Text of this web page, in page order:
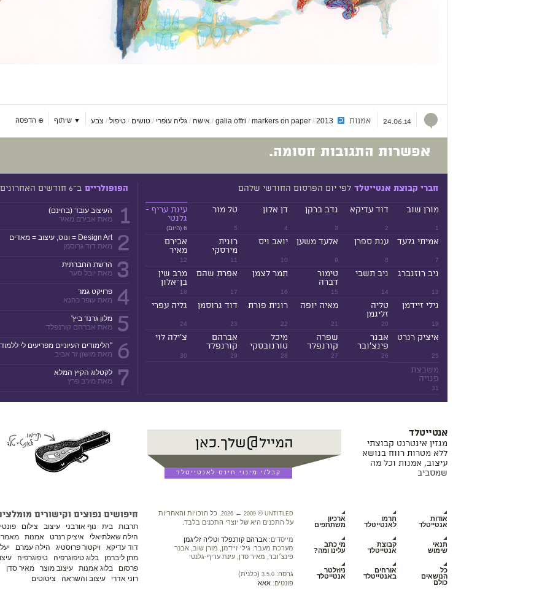
24.06.14 אמנות 2013
/
galia offri /markers on paper
/ אישה/ גליה עופרי / טושים / טיפול/ צבע ▼ שיתוף ⊕ הדפסה
אפשרות התגובות חסומה.
חברי קבוצת אנטייטלד לפי יום הפרסום החודשי שלהם
1
מורן שוב
2
דוד עדיקא
3
נדב ברקן
4
דן אלון
5
טל מור
6 (היום)
עינת עריף -
גלנטי
7
אמיתי גלעד
8
ענת ספרן
9
אלעד משען
10
יואב ויס
11
רונית
מירסקי
12
אבירם
מאיר
13
ניב רוזנברג
14
ניב תשבי
15
טימור
דברה
16
תמר לצמן
17
אפרת שהם
18
מרב שין
בן־אלון
19
גילי זיידמן
20
טליה
זליגמן
21
מאיה יופה
22
רונית פורת
23
דוד גרוסמן
24
גליה עפרי
25
איציק רנרט
26
אבנר
פינצ'ובר
27
שפרה
קורנפלד
28
מיכל
טורנובסקי
29
אברהם
קורנפלד
30
צ'ילה לוי
31
משבצת
פנויה
הפופולריים ב־6 חודשים האחרונים
1
העיצוב עובד (בחינם)
מאת אבירם מאיר
2
Design Art = ונוס, עיצוב = מאדים
מאת דוד גרוסמן
3
הרשת החברתית
מאת יובל סער
4
פרויקט גמר
מאת עופר כהנא
5
מלון גרנד ביץ'
מאת אברהם קורנפלד
6
"הלימודים העיוניים מפריעים לי
מאת מושון זר אביב
7
לקטלוג הקיץ המלא
מאת מירב פרץ
אנטייטלד
מגזין אינטרנט קבוצתי
ללא מטרות רווח בנושא
עיצוב, אמנות וכל מה
שמסביב
חיפושים נפוצים וקישורים
תרבות בית נוף אורבני עיצוב צילום
הילה שאלתיאלי
איציק רנרט אמנות
דוד עדיקא
ויקטור פרוסטיג הילה עמרם
מתן ליברמן
בלוג טיפוגרפיה טיפוגרפיה
פרסום
בלוג אמנות עיצוב מוצר מאיר סדן
רוני אדרי
עיצוב והשראה ציטוטים
אודות
אנטייטלד
תרמו
לאנטייטלד
ארכיון
משתתפים
תנאי
שימוש
קבוצת
אנטייטלד
מי כתב
עלינו ומה?
כל
הנושאים
כולם
אורחים
באנטייטלד
ניוזלטר
אנטייטלד
2026 ← 2009 © UNTITLED
. כל הזכויות והאחריות
על התכנים היא של יוצרי התכנים בלבד.
מייסדים: אברהם קורנפלד וטליה זליגמן
מערכת מעבר: גילי זיידמן, מורן שוב, אבנר
פינצ׳ובר, מאיר סדן, עינת עריף-גלנטי
גרסה: 3.5.0 (כלנית)
פונטים: אאא